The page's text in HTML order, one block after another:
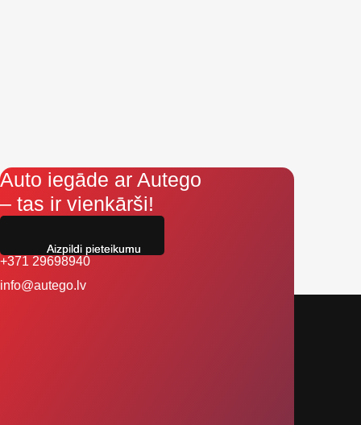
Auto iegāde ar Autego
– tas ir vienkārši!
+371 29698940
info@autego.lv